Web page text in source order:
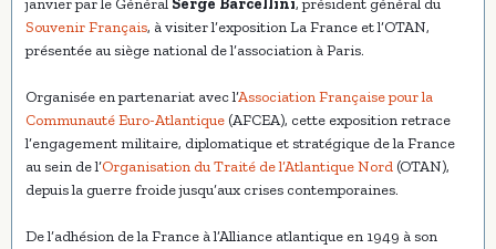
janvier par le Général Serge Barcellini, président général du
Souvenir Français, à visiter l’exposition La France et l’OTAN,
présentée au siège national de l’association à Paris.
Organisée en partenariat avec l’Association Française pour la
Communauté Euro-Atlantique (AFCEA), cette exposition retrace
l’engagement militaire, diplomatique et stratégique de la France
au sein de l’Organisation du Traité de l’Atlantique Nord (OTAN),
depuis la guerre froide jusqu’aux crises contemporaines.
De l’adhésion de la France à l’Alliance atlantique en 1949 à son